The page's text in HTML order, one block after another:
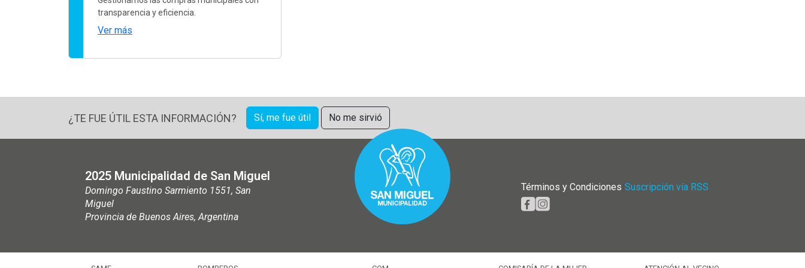
transparencia y eficiencia.
Ver más
¿TE FUE ÚTIL ESTA INFORMACIÓN? Sí, me fue útil No me sirvió
2025 Municipalidad de San Miguel
Domingo Faustino Sarmiento 1551, San
Miguel
Provincia de Buenos Aires, Argentina
Términos y Condiciones Suscripción vía RSS